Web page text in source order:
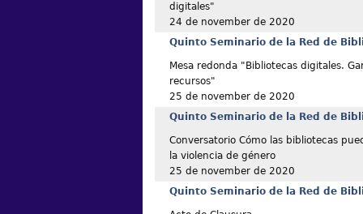
digitales"
24 de november de 2020
Quinto Seminario de la Red de
Mesa redonda "Bibliotecas digitales.
recursos"
25 de november de 2020
Quinto Seminario de la Red de
Conversatorio Cómo las bibliotecas
la violencia de género
25 de november de 2020
Quinto Seminario de la Red de